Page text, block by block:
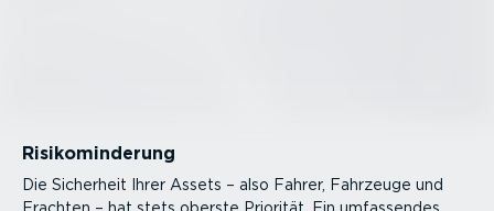
Risikom­in­derung
Die Sicherheit Ihrer Assets – also Fahrer, Fahrzeuge und